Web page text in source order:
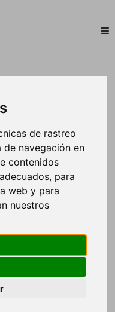
de rastreo
navegación en
contenidos
para
web y para
nuestros
Volcano
en el
nacional e
altamente
moderna en
a sus clientes la
en sus viajes y